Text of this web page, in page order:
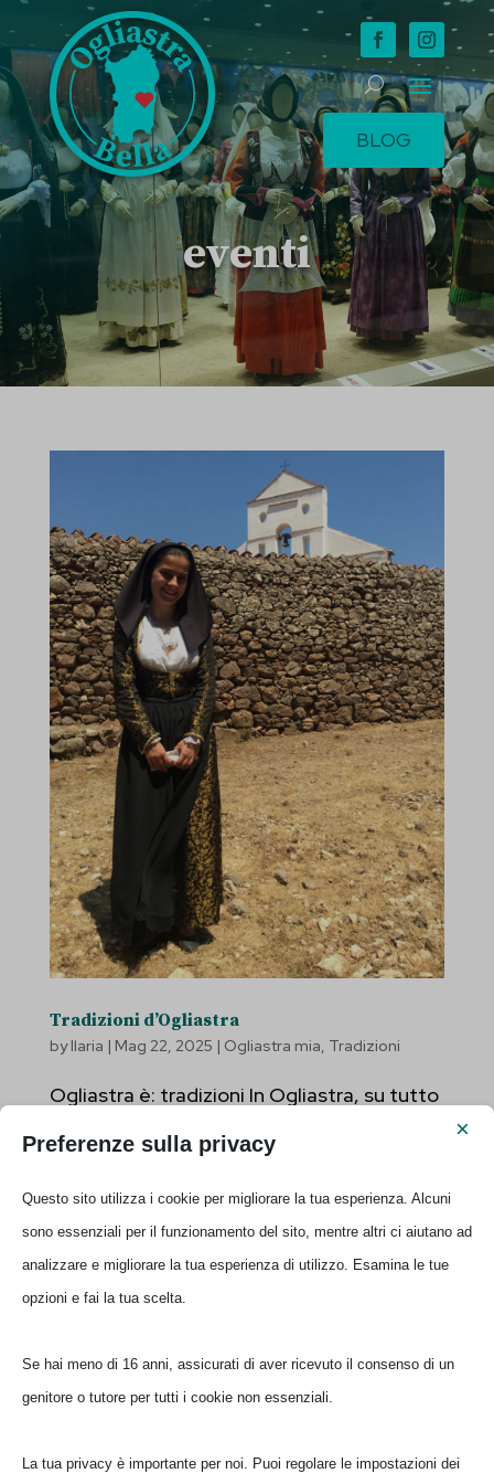
BLOG
eventi
Tradizioni d’Ogliastra
byIlaria | Mag 22, 2025 | Ogliastra mia, Tradizioni
Ogliastra è: tradizioni In Ogliastra, su tutto
decenni sono ancora vive e ben radicate.
Di notevole rilevanza le feste tradizionali,
sia religiose che laiche, l’artigianato locale,
la cultura dei balli e dei canti...
Preferenze sulla privacy
×
Questo sito utilizza i cookie per migliorare la tua esperienza. Alcuni
sono essenziali per il funzionamento del sito, mentre altri ci aiutano ad
analizzare e migliorare la tua esperienza di utilizzo. Esamina le tue
opzioni e fai la tua scelta.
Se hai meno di 16 anni, assicurati di aver ricevuto il consenso di un
genitore o tutore per tutti i cookie non essenziali.
La tua privacy è importante per noi. Puoi regolare le impostazioni dei